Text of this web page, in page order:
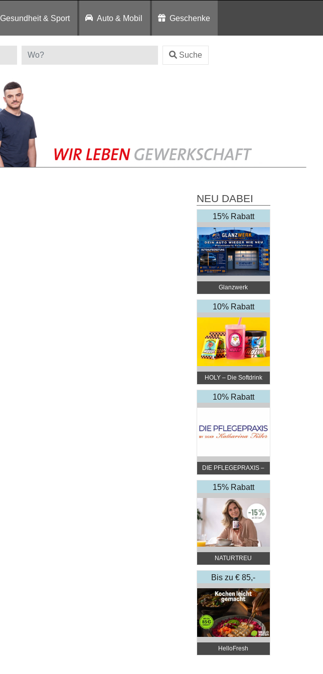
Gesundheit & Sport Auto & Mobil Geschenke
Suche
NEU DABEI
15% Rabatt
Glanzwerk
Autoreinigung
10% Rabatt
HOLY – Die Softdrink
Revolution
10% Rabatt
DIE PFLEGEPRAXIS –
by DGKP Katharina
Fister
15% Rabatt
NATURTREU
Bis zu € 85,-
Rabatt
HelloFresh